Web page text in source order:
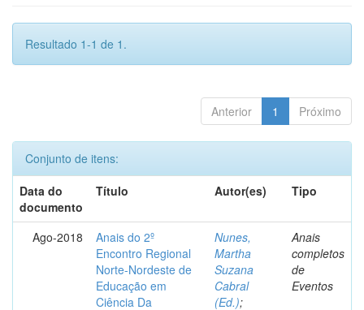
Resultado 1-1 de 1.
Anterior 1 Próximo
Conjunto de itens:
Data do
documento
Título Autor(es) Tipo
Ago-2018
Anais do 2º
Encontro Regional
Norte-Nordeste de
Educação em
Ciência Da
Nunes,
Martha
Suzana
Cabral
(Ed.);
Anais
completos
de
Eventos